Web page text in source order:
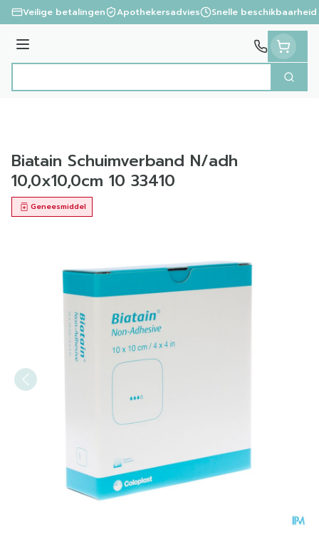
Ga naar de inhoud
Veilige betalingen Apothekersadvies Snelle beschikbaarheid
Menu
Zoek
Biatain Schuimverband N/adh
10,0x10,0cm 10 33410
Geneesmiddel